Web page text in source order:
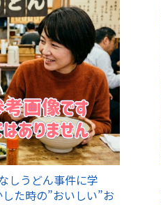
しうどん事件に学
た時の”おいしい”お